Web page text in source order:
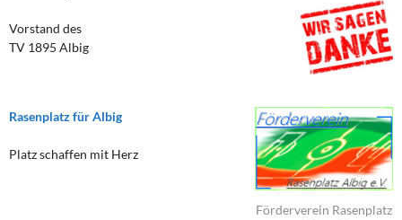
Vorstand des
TV 1895 Albig
Förderverein Rasenplatz
Rasenplatz für Albig
Platz schaffen mit Herz